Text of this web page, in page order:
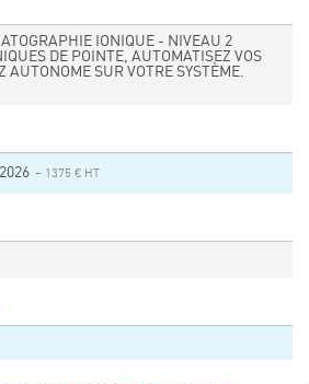
Chain Transfer Catalysis for
September 15 and 16, 2026
IONIQUE - NIVEAU 2
DE POINTE, AUTOMATISEZ VOS
AUTONOME SUR VOTRE SYSTÈME.
– 1375 € HT